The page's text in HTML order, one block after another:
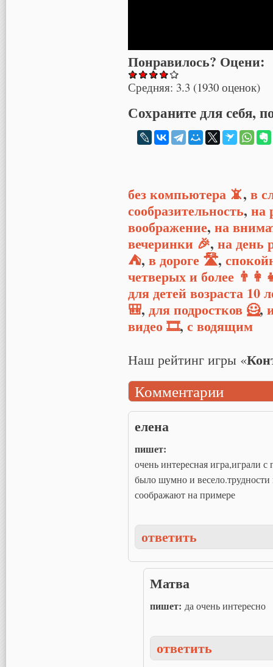
Понравилось? Оцени:
Средняя: 3.3 (1930 оценок)
Сохраните для себя,
без компьютера 📵, в
сообразительность, на
воображение, на
вечеринки 🎉, на день
⛺, в дороге 🛣,
четверых и более
для детей возраста 10
🎒, для подростков 🦸,
видео 🎞, с водящим
Наш рейтинг игры «
Комментарии
елена
пишет:
очень интересная игра,играли
было шумно и
соображают на примере
ответить
Матва
пишет: да очень интересно
ответить